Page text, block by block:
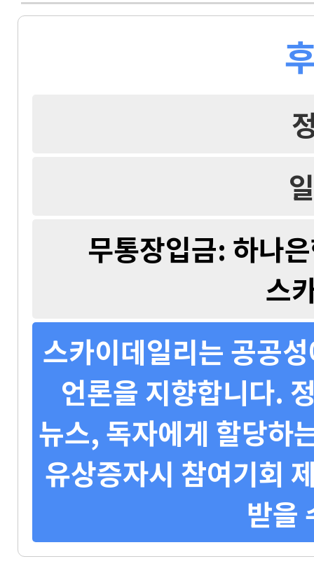
무통장입금: 하나
스
스카이데일리는 공공
언론을 지향합니다.
뉴스, 독자에게 할당하
유상증자시 참여기회
받을